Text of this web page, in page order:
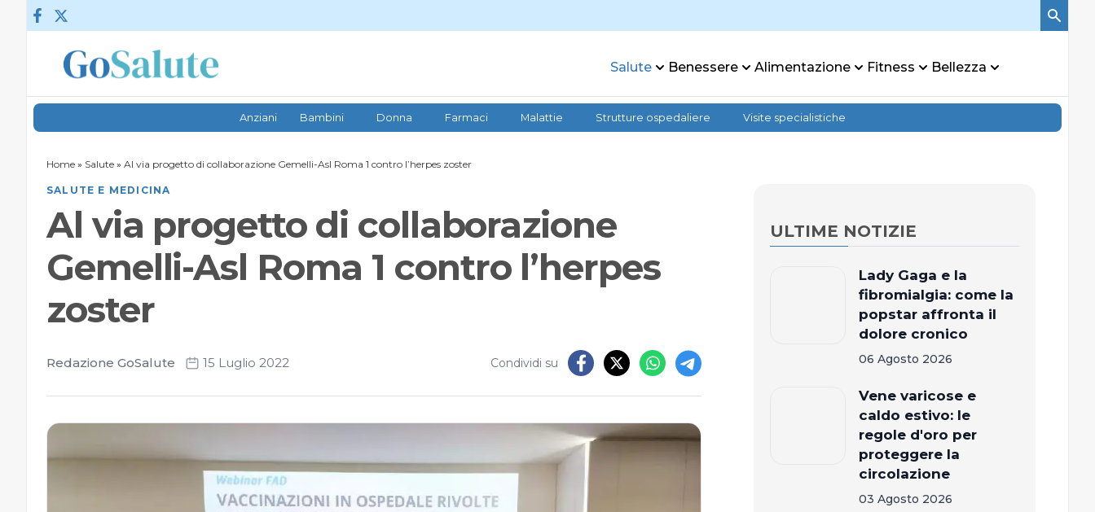
Vai al contenuto
Salute Benessere Alimentazione Fitness Bellezza
Anziani Bambini Donna Farmaci Malattie Strutture ospedaliere Visite specialistiche
Home » Salute » Al via progetto di collaborazione Gemelli-Asl Roma 1 contro l’herpes zoster
SALUTE E MEDICINA
Al via progetto di collaborazione
Gemelli-Asl Roma 1 contro l’herpes
zoster
Redazione GoSalute 15 Luglio 2022 Condividi su
ULTIME NOTIZIE
Lady Gaga e la
fibromialgia: come la
popstar affronta il
dolore cronico
06 Agosto 2026
Vene varicose e
caldo estivo: le
regole d'oro per
proteggere la
circolazione
03 Agosto 2026